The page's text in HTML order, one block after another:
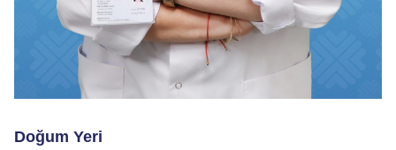
Doğum Yeri